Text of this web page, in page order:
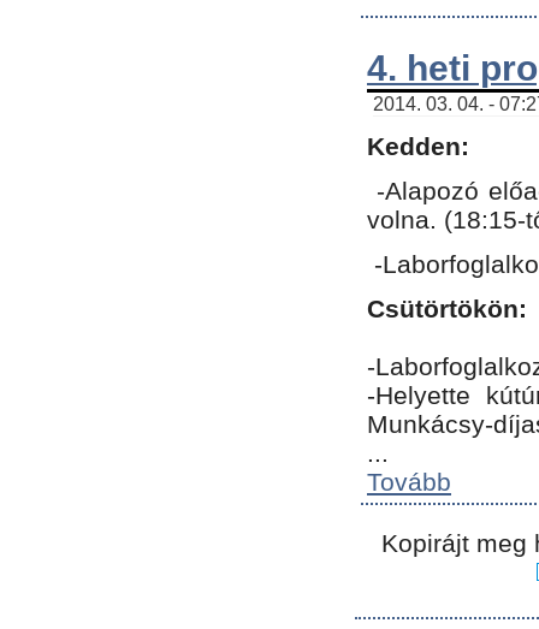
4. heti
2014. 03. 04. -
Kedden:
-Alapozó
volna. (18:15-
-
Csütörtökön:
-
-Helyette
Munkácsy-
...
Tovább
Kopirájt meg